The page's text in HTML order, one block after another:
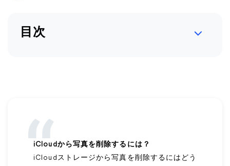
目次
iCloudから写真を削除するには？
iCloudストレージから写真を削除するにはどう